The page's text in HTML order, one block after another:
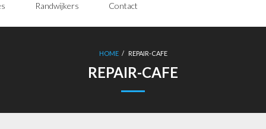
Randwijkers Contact
HOME / REPAIR-CAFE
REPAIR-CAFE